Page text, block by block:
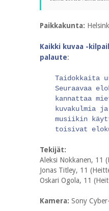
Paikkakunta:
Kaikki kuvaa -
palaute:
Taidokkaita
Seuraavaa
kannattaa
kuvakulmia
musiikin
toisivat
Tekijät:
Aleksi Nokkanen, 11
Jonas Titley, 11
Oskari Ogola, 11
Kamera: Sony